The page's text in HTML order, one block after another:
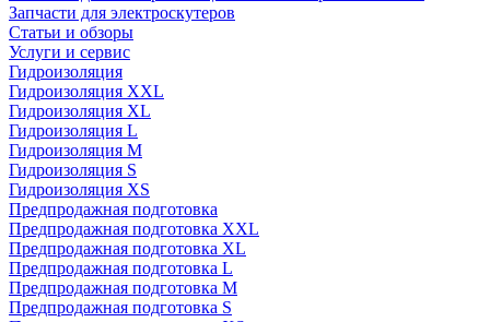
Запчасти для электроскутеров
Статьи и обзоры
Услуги и сервис
Гидроизоляция
Гидроизоляция XXL
Гидроизоляция XL
Гидроизоляция L
Гидроизоляция M
Гидроизоляция S
Гидроизоляция XS
Предпродажная подготовка
Предпродажная подготовка XXL
Предпродажная подготовка XL
Предпродажная подготовка L
Предпродажная подготовка M
Предпродажная подготовка S